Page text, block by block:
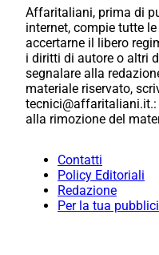
Affaritaliani, prima di
internet, compie tutte
accertarne il libero
i diritti di autore o altri
segnalare alla
materiale riservato,
alla rimozione del
Contatti
Policy Editoriali
Redazione
Per la tua